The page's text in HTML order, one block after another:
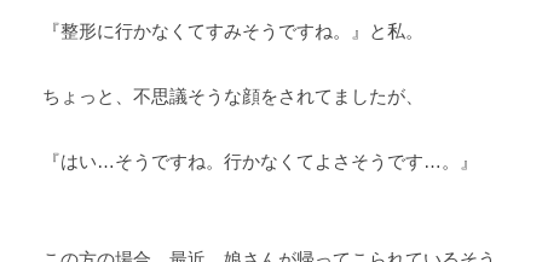
『整形に行かなくてすみそうですね。』と私。
ちょっと、不思議そうな顔をされてましたが、
『はい…そうですね。行かなくてよさそうです…。』